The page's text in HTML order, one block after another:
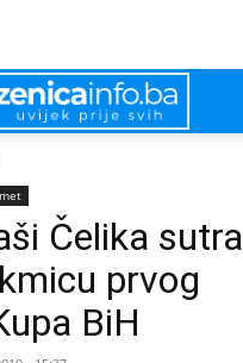
Čelika sutra
prvog
BiH